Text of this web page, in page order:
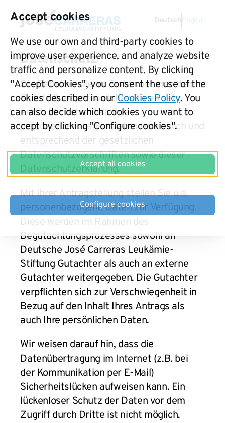
Deutsch English
Datenschutz
Die Betreiber dieser Seiten nehmen den
Schutz Ihrer persönlichen Daten sehr
ernst. Wir behandeln Ihre
personenbezogenen Daten vertraulich und
entsprechend der gesetzlichen
Datenschutzvorschriften sowie dieser
Datenschutzerklärung.
Mit Ihrer Antragstellung stellen Sie u.a.
personenbezogene Daten zur Verfügung.
Diese werden im Rahmen des
Begutachtungsprozesses sowohl an
Deutsche José Carreras Leukämie-
Stiftung Gutachter als auch an externe
Gutachter weitergegeben. Die Gutachter
verpflichten sich zur Verschwiegenheit in
Bezug auf den Inhalt Ihres Antrags als
auch Ihre persönlichen Daten.
Wir weisen darauf hin, dass die
Datenübertragung im Internet (z.B. bei
der Kommunikation per E-Mail)
Sicherheitslücken aufweisen kann. Ein
lückenloser Schutz der Daten vor dem
Zugriff durch Dritte ist nicht möglich.
Accept cookies
We use our own and third-party cookies to
improve user experience, and analyze website
traffic and personalize content. By clicking
"Accept Cookies", you consent the use of the
cookies described in ourCookies Policy. You
can also decide which cookies you want to
accept by clicking "Configure cookies".
Accept all cookies
Configure cookies